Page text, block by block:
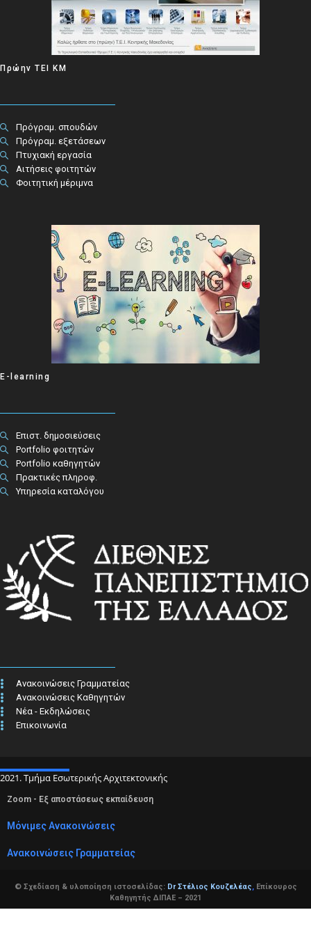
Πρώην ΤΕΙ ΚΜ
Πρόγραμ. σπουδών
Πρόγραμ. εξετάσεων
Πτυχιακή εργασία
Αιτήσεις φοιτητών
Φοιτητική μέριμνα
E-learning
Επιστ. δημοσιεύσεις
Portfolio φοιτητών
Portfolio καθηγητών
Πρακτικές πληροφ.​
Υπηρεσία καταλόγου
Ανακοινώσεις Γραμματείας
Ανακοινώσεις Καθηγητών
Νέα - Εκδηλώσεις
Επικοινωνία
2021. Τμήμα Εσωτερικής Αρχιτεκτονικής
Zoom - Εξ αποστάσεως εκπαίδευση
Μόνιμες Ανακοινώσεις
Ανακοινώσεις Γραμματείας
© Σχεδίαση & υλοποίηση ιστοσελίδας: Dr Στέλιος Κουζελέας,Επίκουρος
Καθηγητής ΔΙΠΑΕ – 2021